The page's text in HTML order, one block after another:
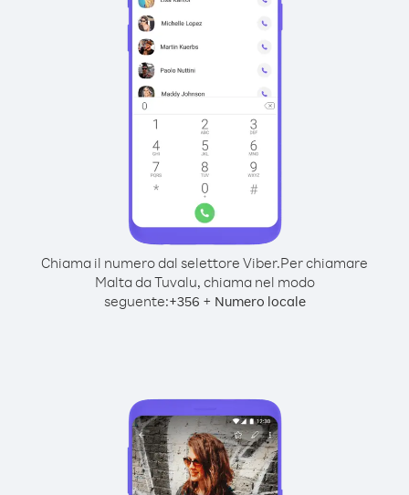
Chiama il numero dal selettore Viber.Per chiamare
Malta da Tuvalu, chiama nel modo
seguente:+356 + Numero locale